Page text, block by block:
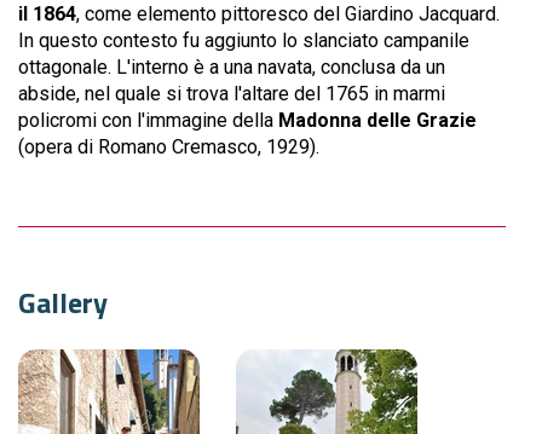
il 1864, come elemento pittoresco del Giardino Jacquard.
In questo contesto fu aggiunto lo slanciato campanile
ottagonale. L'interno è a una navata, conclusa da un
abside, nel quale si trova l'altare del 1765 in marmi
policromi con l'immagine della Madonna delle Grazie
(opera di Romano Cremasco, 1929).
Gallery